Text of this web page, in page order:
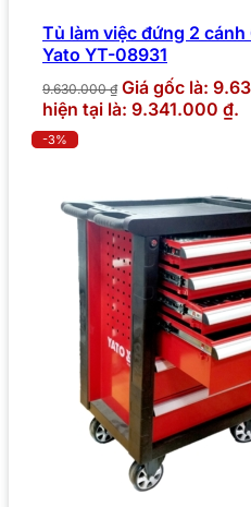
Tủ làm việc đứng 2
Yato YT-08931
9.630.000₫ Giá gốc là:
hiện tại là: 9.341.000 ₫.
-3%